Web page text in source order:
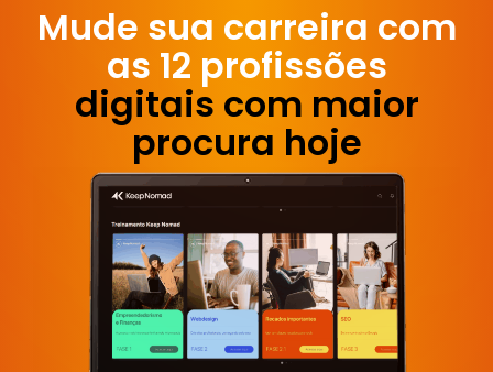
Mude sua carreira com
as 12 profissões
digitais com maior
procura hoje